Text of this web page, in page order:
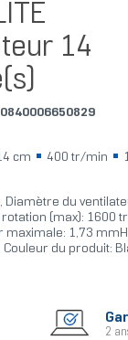
14
0840006650829
cm 400 tr/min
Diamètre du
(max): 1600
1,73
Couleur du produit:
2